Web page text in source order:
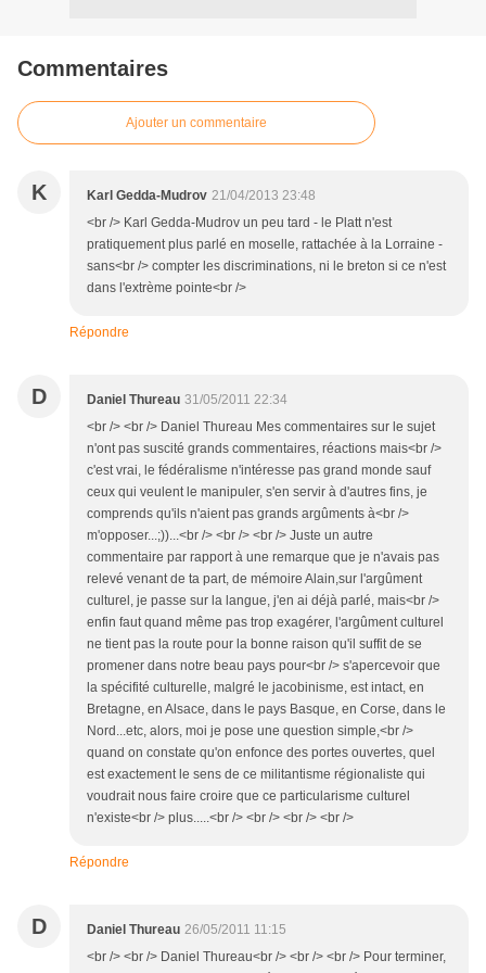
Commentaires
Ajouter un commentaire
K Karl Gedda-Mudrov 21/04/2013 23:48
<br /> Karl Gedda-Mudrov un peu tard - le Platt n'est
pratiquement plus parlé en moselle, rattachée à la Lorraine -
sans<br /> compter les discriminations, ni le breton si ce n'est
dans l'extrème pointe<br />
Répondre
D Daniel Thureau 31/05/2011 22:34
<br /> <br /> Daniel Thureau Mes commentaires sur le sujet
n'ont pas suscité grands commentaires, réactions mais<br />
c'est vrai, le fédéralisme n'intéresse pas grand monde sauf
ceux qui veulent le manipuler, s'en servir à d'autres fins, je
comprends qu'ils n'aient pas grands argûments à<br />
m'opposer...;))...<br /> <br /> <br /> Juste un autre
commentaire par rapport à une remarque que je n'avais pas
relevé venant de ta part, de mémoire Alain,sur l'argûment
culturel, je passe sur la langue, j'en ai déjà parlé, mais<br />
enfin faut quand même pas trop exagérer, l'argûment culturel
ne tient pas la route pour la bonne raison qu'il suffit de se
promener dans notre beau pays pour<br /> s'apercevoir que
la spécifité culturelle, malgré le jacobinisme, est intact, en
Bretagne, en Alsace, dans le pays Basque, en Corse, dans le
Nord...etc, alors, moi je pose une question simple,<br />
quand on constate qu'on enfonce des portes ouvertes, quel
est exactement le sens de ce militantisme régionaliste qui
voudrait nous faire croire que ce particularisme culturel
n'existe<br /> plus.....<br /> <br /> <br /> <br />
Répondre
D Daniel Thureau 26/05/2011 11:15
<br /> <br /> Daniel Thureau<br /> <br /> <br /> Pour terminer,